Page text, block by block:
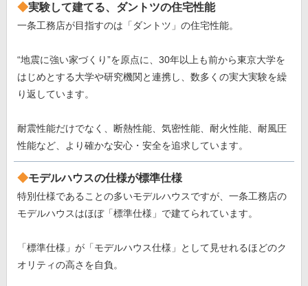
実験して建てる、ダントツの住宅性能
一条工務店が目指すのは「ダントツ」の住宅性能。
“地震に強い家づくり”を原点に、30年以上も前から東京大学を
はじめとする大学や研究機関と連携し、数多くの実大実験を繰
り返しています。
耐震性能だけでなく、断熱性能、気密性能、耐火性能、耐風圧
性能など、より確かな安心・安全を追求しています。
モデルハウスの仕様が標準仕様
特別仕様であることの多いモデルハウスですが、一条工務店の
モデルハウスはほぼ「標準仕様」で建てられています。
「標準仕様」が「モデルハウス仕様」として見せれるほどのク
オリティの高さを自負。